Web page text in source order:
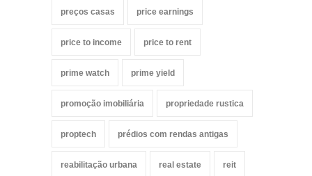
preços casas price earnings
price to income price to rent
prime watch prime yield
promoção imobiliária propriedade rustica
proptech prédios com rendas antigas
reabilitação urbana real estate reit